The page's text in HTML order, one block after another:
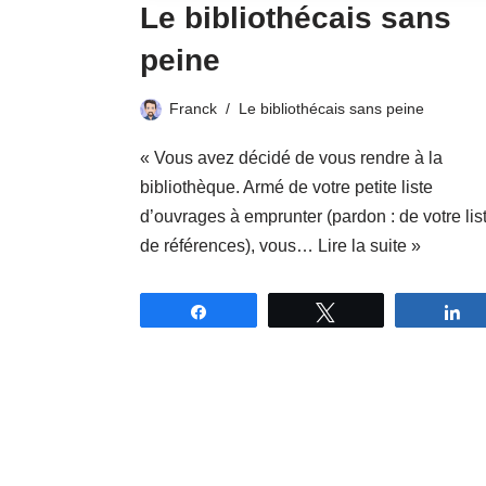
Le bibliothécais sans
peine
Franck Le bibliothécais sans peine
« Vous avez décidé de vous rendre à la
bibliothèque. Armé de votre petite liste
d’ouvrages à emprunter (pardon : de votre
de références), vous… Lire la suite »